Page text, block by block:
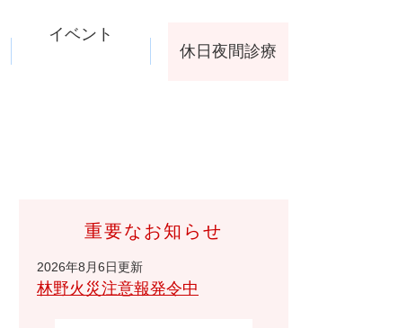
イベント
休日夜間診療
重要なお知らせ
2026年8月6日更新
林野火災注意報発令中